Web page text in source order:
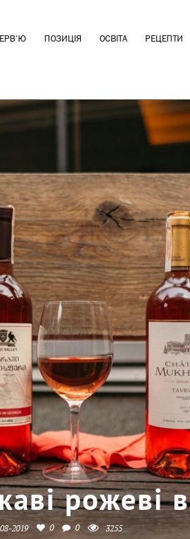
ПОЗИЦІЯ ОСВІТА РЕЦЕПТИ
рожеві
2019 0 0 3255